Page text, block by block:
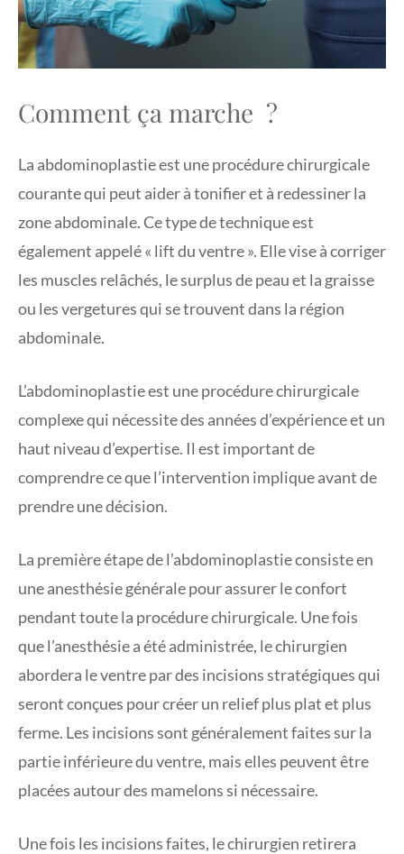
Comment ça marche ?
La abdominoplastie est une procédure chirurgicale
courante qui peut aider à tonifier et à redessiner la
zone abdominale. Ce type de technique est
également appelé « lift du ventre ». Elle vise à corriger
les muscles relâchés, le surplus de peau et la graisse
ou les vergetures qui se trouvent dans la région
abdominale.
L’abdominoplastie est une procédure chirurgicale
complexe qui nécessite des années d’expérience et un
haut niveau d’expertise. Il est important de
comprendre ce que l’intervention implique avant de
prendre une décision.
La première étape de l’abdominoplastie consiste en
une anesthésie générale pour assurer le confort
pendant toute la procédure chirurgicale. Une fois
que l’anesthésie a été administrée, le chirurgien
abordera le ventre par des incisions stratégiques qui
seront conçues pour créer un relief plus plat et plus
ferme. Les incisions sont généralement faites sur la
partie inférieure du ventre, mais elles peuvent être
placées autour des mamelons si nécessaire.
Une fois les incisions faites, le chirurgien retirera